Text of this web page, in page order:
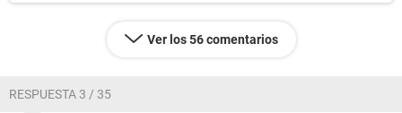
Ver los 56 comentarios
RESPUESTA 3 / 35